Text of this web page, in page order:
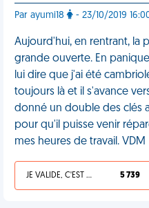
Par ayumi18 - 23/10/2019
Aujourd'hui, en rentrant, la
grande ouverte. En
lui dire que j'ai été
toujours là et il s'avance
donné un double des clés
pour qu'il puisse venir
mes heures de travail. VDM
JE VALIDE, C'EST UNE VDM 5 739